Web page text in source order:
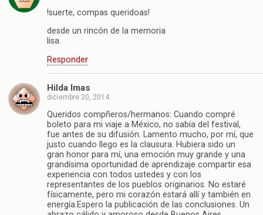
!suerte, compas queridoas!
desde un rincón de la memoria
lisa.
Responder
Hilda Imas
diciembre 20, 2014
Queridos compñeros/hermanos: Cuando compré
boleto para mi viaje a México, no sabía del festival,
fue antes de su difusión. Lamento mucho, por mí, que
justo cuando llego es la clausura. Hubiera sido un
gran honor para mí, una emoción muy grande y una
grandísima oportunidad de aprendizaje compartir esa
experiencia con todos ustedes y con los
representantes de los pueblos originarios. No estaré
físicamente, pero mi corazón estará allí y también en
energía.Espero la publicación de las conclusiones. Un